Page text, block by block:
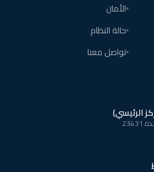
الأمان
حالة النظام
تواصل معنا
الرئيسي)